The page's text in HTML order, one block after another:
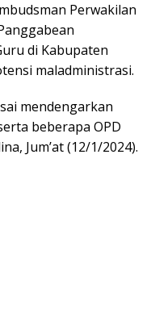
Perwakilan
di Kabupaten
maladministrasi.
mendengarkan
beberapa OPD
Jum’at (12/1/2024).